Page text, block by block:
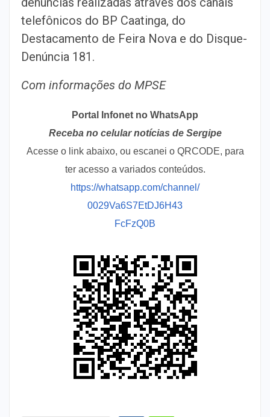
telefônicos do BP Caatinga, do
Destacamento de Feira Nova e do Disque-
Denúncia 181.
Com informações do MPSE
Portal Infonet no WhatsApp
Receba no celular notícias de Sergipe
Acesse o link abaixo, ou escanei o QRCODE, para
ter acesso a variados conteúdos.
https://whatsapp.com/channel/
0029Va6S7EtDJ6H43
FcFzQ0B